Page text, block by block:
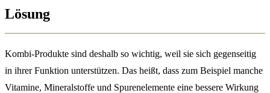
Lösung
Kombi-Produkte sind deshalb so wichtig, weil sie sich gegenseitig
in ihrer Funktion unterstützen. Das heißt, dass zum Beispiel manche
Vitamine, Mineralstoffe und Spurenelemente eine bessere Wirkung